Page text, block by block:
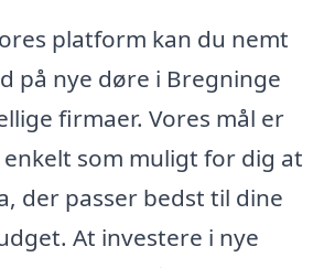
platform kan du nemt
på nye døre i Bregninge
firmaer. Vores mål er
som muligt for dig at
der passer bedst til dine
At investere i nye